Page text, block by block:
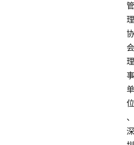
管
理
协
会
理
事
单
位
、
深